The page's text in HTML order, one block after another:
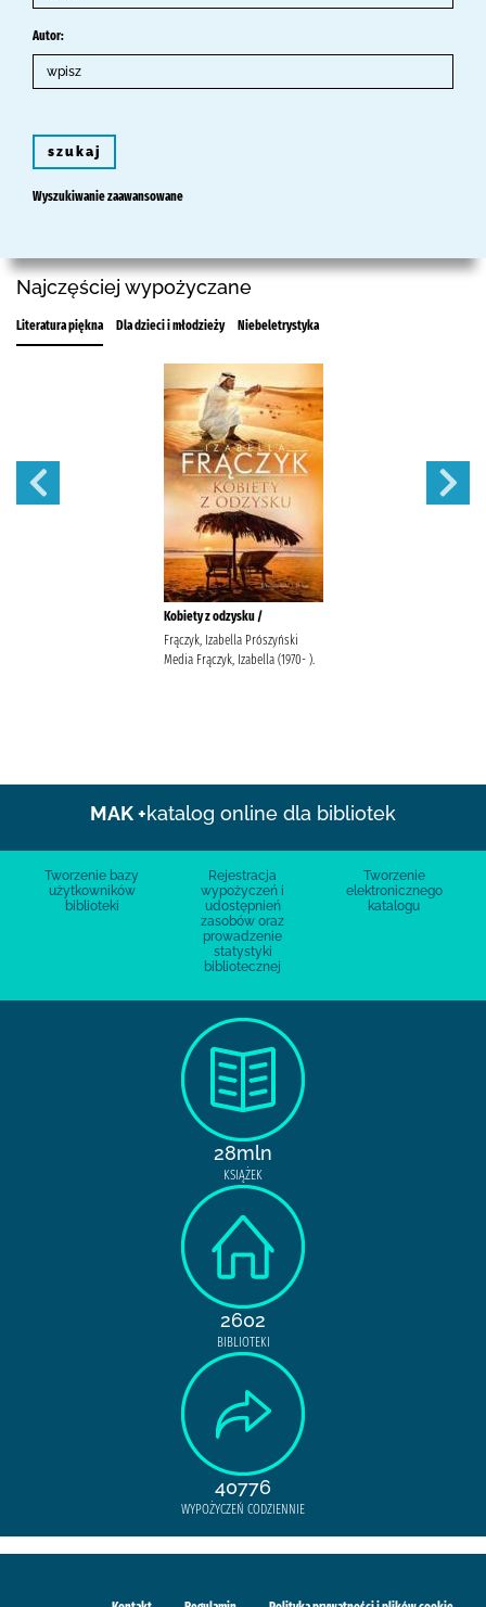
Autor:
szukaj
Wyszukiwanie zaawansowane
Najczęściej wypożyczane
Literatura piękna Dla dzieci i młodzieży Niebeletrystyka
Kobiety z odzysku /
Frączyk, Izabella Prószyński
Media Frączyk, Izabella (1970- ).
MAK +katalog online dla bibliotek
Tworzenie bazy
użytkowników
biblioteki
Rejestracja
wypożyczeń i
udostępnień
zasobów oraz
prowadzenie
statystyki
bibliotecznej
Tworzenie
elektronicznego
katalogu
28mln
KSIĄŻEK
2602
BIBLIOTEKI
40776
WYPOŻYCZEŃ CODZIENNIE